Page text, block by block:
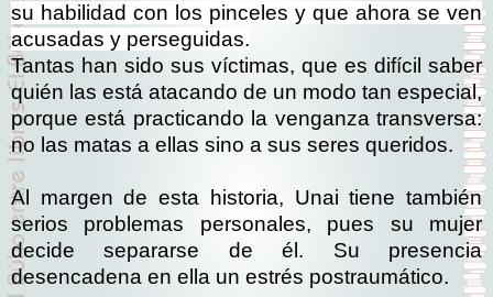
su habilidad con los pinceles y que ahora se ven
acusadas y perseguidas.
Tantas han sido sus víctimas, que es difícil saber
quién las está atacando de un modo tan especial,
porque está practicando la venganza transversa:
no las matas a ellas sino a sus seres queridos.
Al margen de esta historia, Unai tiene también
serios problemas personales, pues su mujer
decide separarse de él. Su presencia
desencadena en ella un estrés postraumático.